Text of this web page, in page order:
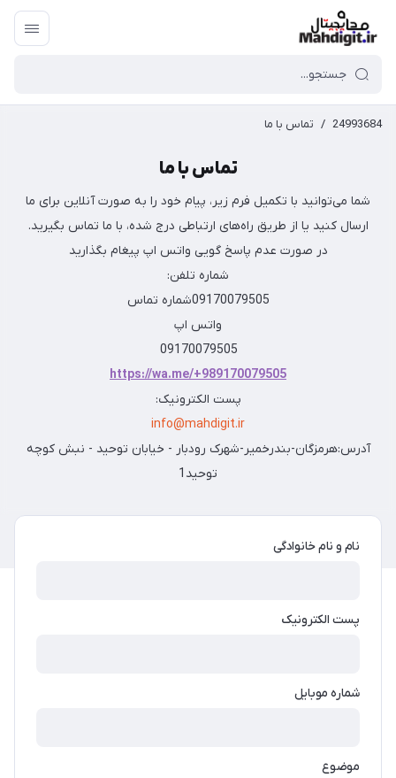
24993684
/ تماس با ما
تماس با ما
شما می‌توانید با تکمیل فرم زیر، پیام خود را به صورت آنلاین برای ما
ارسال کنید یا از طریق راه‌های ارتباطی درج شده، با ما تماس بگیرید.
در صورت عدم پاسخ گویی واتس اپ پیغام بگذارید
شماره تلفن:
09170079505شماره تماس
واتس اپ
09170079505
https://wa.me/+989170079505
پست الکترونیک:
info@mahdigit.ir
آدرس:هرمزگان-بندرخمیر-شهرک رودبار - خیابان توحید - نبش کوچه
توحید1
نام و نام خانوادگی
پست الکترونیک
شماره موبایل
موضوع